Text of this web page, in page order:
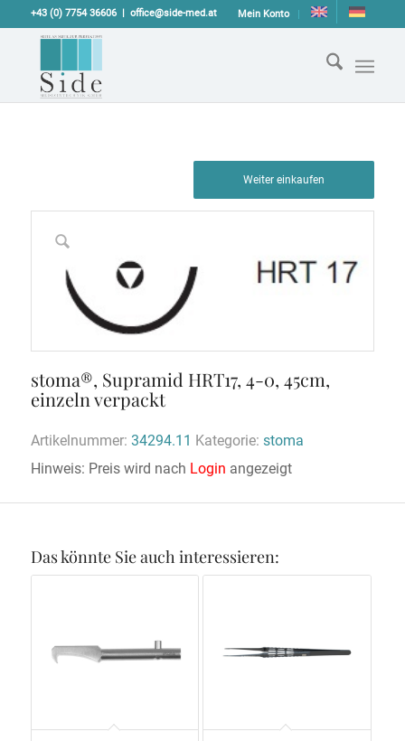
Mein Konto
+43 (0) 7754 36606 office@side-med.at
Weiter einkaufen
stoma®, Supramid HRT17, 4-0, 45cm,
einzeln verpackt
Artikelnummer: 34294.11 Kategorie: stoma
Hinweis: Preis wird nach Login angezeigt
Das könnte Sie auch interessieren: